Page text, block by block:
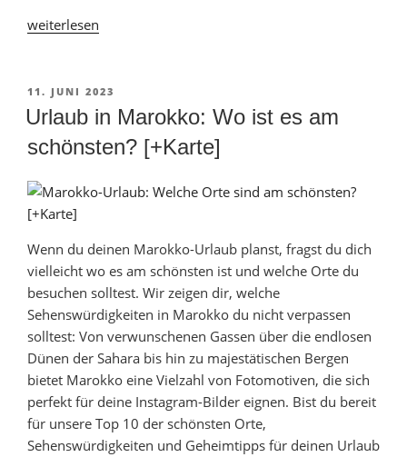
„Die
in
Marokko:
12
Ausflugsziele
[+Karte]“
weiterlesen
VERÖFFENTLICHT
AM
11. JUNI 2023
Urlaub in Marokko: Wo ist es am
schönsten? [+Karte]
Wenn du deinen Marokko-Urlaub planst, fragst du dich
vielleicht wo es am schönsten ist und welche Orte du
besuchen solltest. Wir zeigen dir, welche
Sehenswürdigkeiten in Marokko du nicht verpassen
solltest: Von verwunschenen Gassen über die endlosen
Dünen der Sahara bis hin zu majestätischen Bergen
bietet Marokko eine Vielzahl von Fotomotiven, die sich
perfekt für deine Instagram-Bilder eignen. Bist du bereit
für unsere Top 10 der schönsten Orte,
Sehenswürdigkeiten und Geheimtipps für deinen Urlaub